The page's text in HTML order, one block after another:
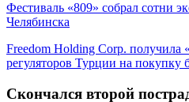
Фестиваль «809» собрал сотни
Челябинска
Freedom Holding Corp. получила
регуляторов Турции на покупку
Скончался второй